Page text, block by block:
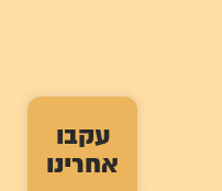
עקבו
אחרינו